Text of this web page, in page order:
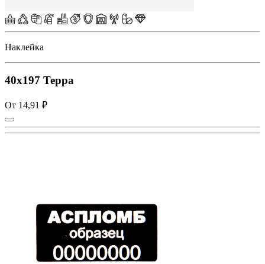
Наклейка
40х197 Терра
От 14,91 ₽